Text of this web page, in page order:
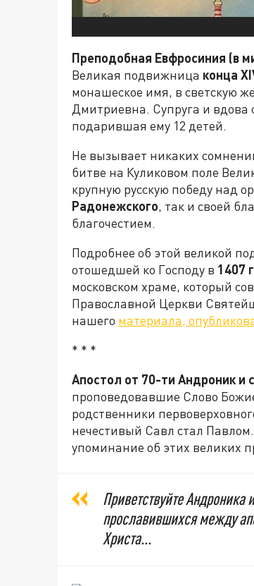
Преподобная Евфросиния (в
Великая подвижница конца
монашеское имя, в светскую
Дмитриевна. Супруга и вдова
подарившая ему 12 детей.
Не вызывает никаких
битве на Куликовом поле
крупную русскую победу над
Радонежского, так и своей
благочестием.
Подробнее об этой великой
отошедшей ко Господу в 1407
московском храме, который
Православной Церкви
нашего материала,
* * *
Апостол от 70-ти Андроник и
проповедовавшие Слово
родственники
нечестивый Савл стал
упоминание об этих великих
Приветствуйте
прославившихся между
Христа...